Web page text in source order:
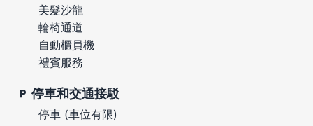
美髮沙龍
輪椅通道
自動櫃員機
禮賓服務
停車和交通接駁
停車 (車位有限)